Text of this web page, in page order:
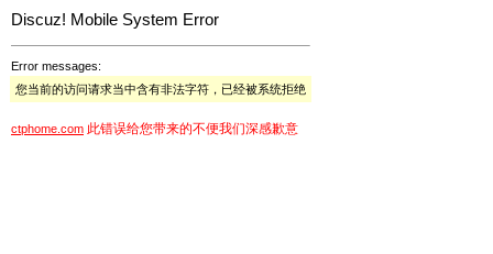
Discuz! Mobile System Error
Error messages:
您当前的访问请求当中含有非法字符，已经被系统拒绝
ctphome.com 此错误给您带来的不便我们深感歉意